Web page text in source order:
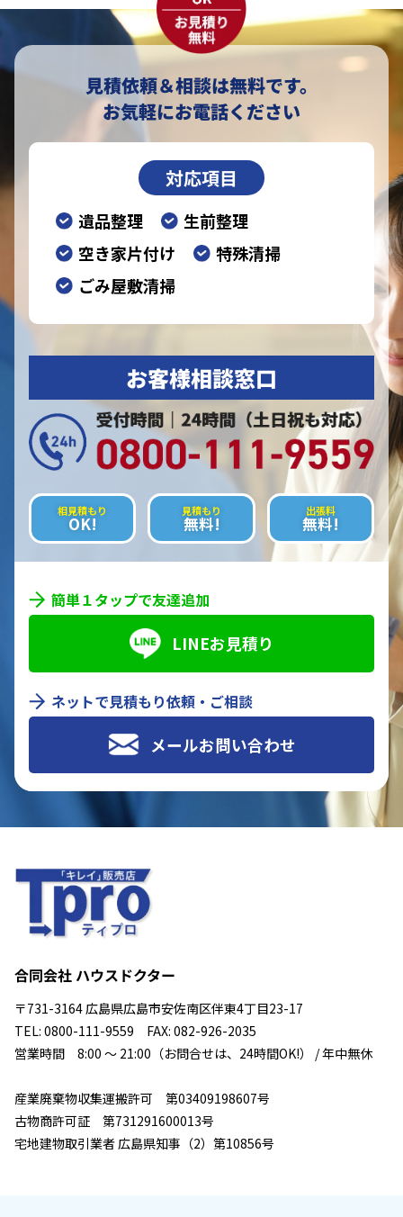
見積依頼＆相談は無料です。
お気軽にお電話ください
対応項目
遺品整理
生前整理
空き家片付け
特殊清掃
ごみ屋敷清掃
お客様相談窓口
相見積もり
OK!
見積もり
無料!
出張料
無料!
簡単１タップで友達追加
LINEお見積り
ネットで見積もり依頼・ご相談
メールお問い合わせ
合同会社 ハウスドクター
〒731-3164 広島県広島市安佐南区伴東4丁目23-17
TEL: 0800-111-9559 FAX: 082-926-2035
営業時間 8:00 ～ 21:00（お問合せは、24時間OK!） / 年中無休
産業廃棄物収集運搬許可 第03409198607号
古物商許可証 第731291600013号
宅地建物取引業者 広島県知事（2）第10856号